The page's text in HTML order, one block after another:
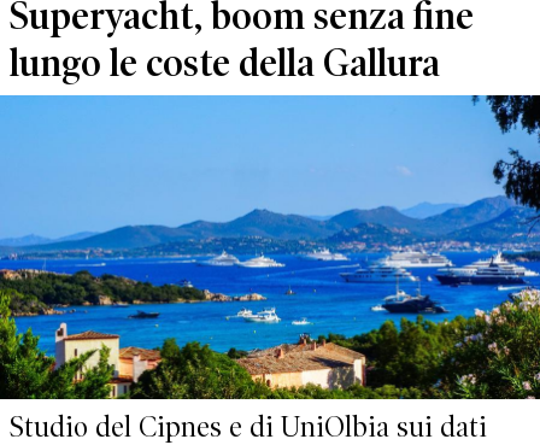
Superyacht, boom senza fine
lungo le coste della Gallura
Studio del Cipnes e di UniOlbia sui dati